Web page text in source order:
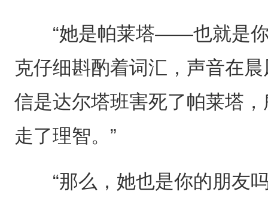
“她是帕莱塔——也就是你
克仔细斟酌着词汇，声音在
信是达尔塔班害死了帕莱塔
走了理智。”
“那么，她也是你的朋友吗